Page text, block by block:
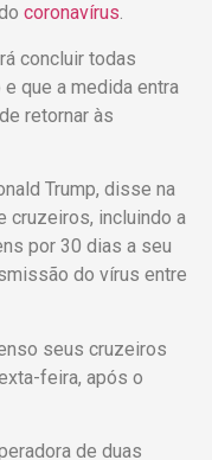
coronavírus.
concluir todas
que a medida entra
retornar às
Trump, disse na
cruzeiros, incluindo a
por 30 dias a seu
do vírus entre
seus cruzeiros
feira, após o
de duas